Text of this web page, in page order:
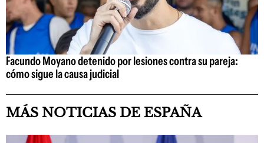
Facundo Moyano detenido por lesiones contra su pareja:
cómo sigue la causa judicial
MÁS NOTICIAS DE ESPAÑA